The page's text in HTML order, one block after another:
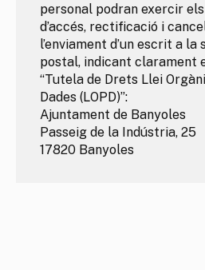
personal podran exercir
d’accés, rectificació i
l’enviament d’un escrit a
postal, indicant clarament
“Tutela de Drets Llei
Dades (LOPD)”:
Ajuntament de Banyoles
Passeig de la Indústria, 25
17820 Banyoles